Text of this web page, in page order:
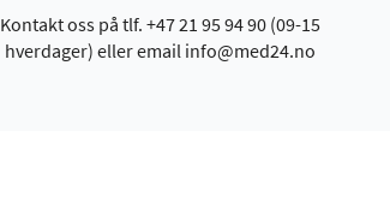
Kontakt oss på tlf. +47 21 95 94 90 (09-15
hverdager) eller email info@med24.no